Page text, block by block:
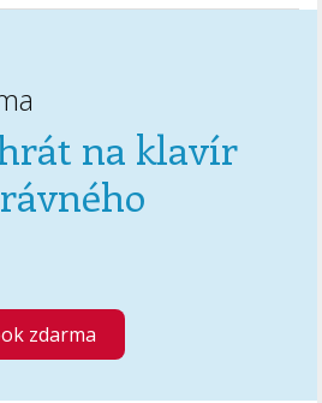
na klavír
zdarma